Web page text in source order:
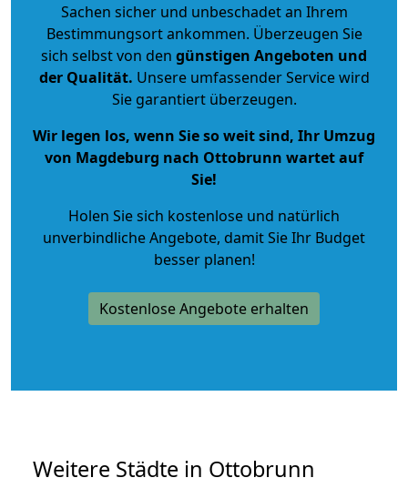
Sachen sicher und unbeschadet an Ihrem
Bestimmungsort ankommen. Überzeugen Sie
sich selbst von den günstigen Angeboten und
der Qualität. Unsere umfassender Service wird
Sie garantiert überzeugen.
Wir legen los, wenn Sie so weit sind, Ihr Umzug
von Magdeburg nach Ottobrunn wartet auf
Sie!
Holen Sie sich kostenlose und natürlich
unverbindliche Angebote, damit Sie Ihr Budget
besser planen!
Kostenlose Angebote erhalten
Weitere Städte in Ottobrunn